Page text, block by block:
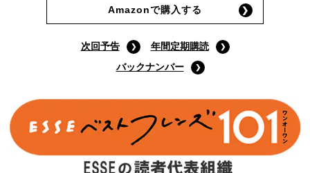
Amazonで購入する
次回予告
年間定期購読
バックナンバー